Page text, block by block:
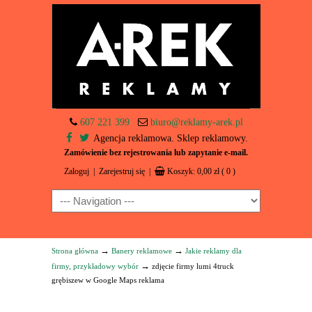
607 221 399
biuro@reklamy-arek.pl
Agencja reklamowa. Sklep reklamowy.
Zamówienie bez rejestrowania lub zapytanie e-mail.
Zaloguj Zarejestruj się Koszyk: 0,00 zł ( 0 )
Navigation
Strona główna → Banery reklamowe → Jakie reklamy dla
firmy, przykładowy wybór → zdjęcie firmy lumi 4truck
grębiszew w Google Maps reklama